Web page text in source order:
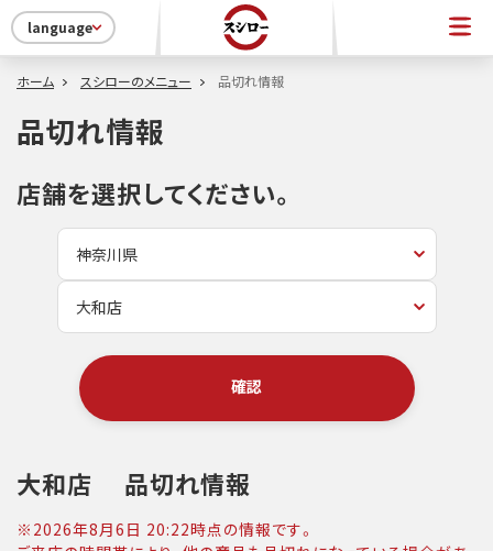
language
ホーム スシローのメニュー 品切れ情報
品切れ情報
店舗を選択してください。
確認
大和店 品切れ情報
※ 2026年8月6日 20:22時点の情報です。